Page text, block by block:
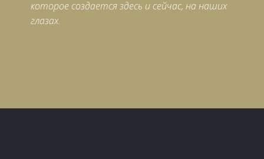
которое создается здесь и сейчас, на наших
глазах.